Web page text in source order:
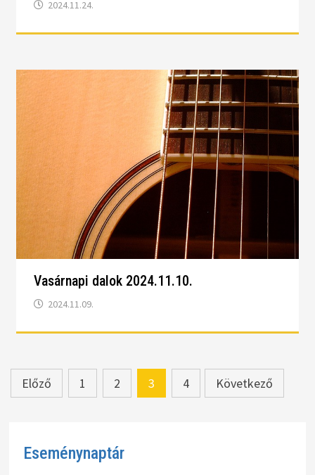
2024.11.24.
Vasárnapi dalok 2024.11.10.
2024.11.09.
Bejegyzések
lapozása
Előző 1 2 3 4 Következő
Eseménynaptár